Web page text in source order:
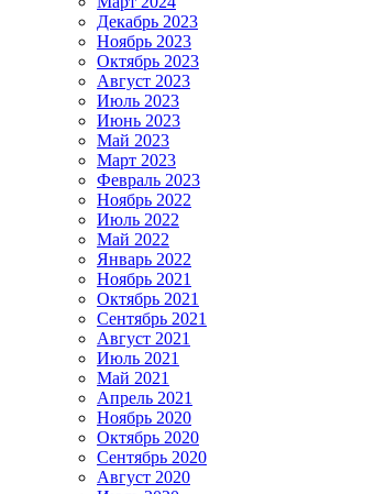
Декабрь 2023
Ноябрь 2023
Октябрь 2023
Август 2023
Июль 2023
Июнь 2023
Май 2023
Март 2023
Февраль 2023
Ноябрь 2022
Июль 2022
Май 2022
Январь 2022
Ноябрь 2021
Октябрь 2021
Сентябрь 2021
Август 2021
Июль 2021
Май 2021
Апрель 2021
Ноябрь 2020
Октябрь 2020
Сентябрь 2020
Август 2020